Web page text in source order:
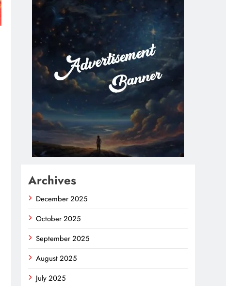
Archives
December 2025
October 2025
September 2025
August 2025
July 2025